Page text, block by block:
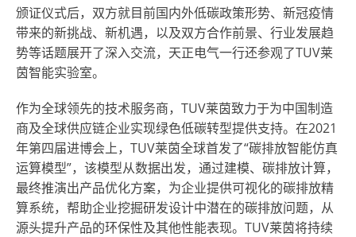
颁证仪式后，双方就目前国内外低碳政策形势、新冠疫情
带来的新挑战、新机遇，以及双方合作前景、行业发展趋
势等话题展开了深入交流，天正电气一行还参观了TUV莱
茵智能实验室。
作为全球领先的技术服务商，TUV莱茵致力于为中国制造
商及全球供应链企业实现绿色低碳转型提供支持。在2021
年第四届进博会上，TUV莱茵全球首发了“碳排放智能仿真
运算模型”，该模型从数据出发，通过建模、碳排放计算，
最终推演出产品优化方案，为企业提供可视化的碳排放精
算系统，帮助企业挖掘研发设计中潜在的碳排放问题，从
源头提升产品的环保性及其他性能表现。TUV莱茵将持续